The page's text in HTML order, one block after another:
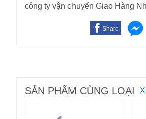
công ty vận chuyển Giao Hàng
Share
SẢN PHẨM CÙNG LOẠI